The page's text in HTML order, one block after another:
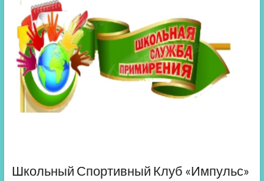
Школьный Спортивный Клуб «Импульс»